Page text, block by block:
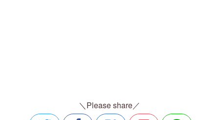
＼Please share／